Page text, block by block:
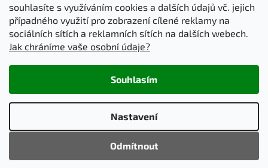
souhlasíte s využíváním cookies a dalších údajů vč. jejich
případného využití pro zobrazení cílené reklamy na
sociálních sítích a reklamních sítích na dalších webech.
Jak chráníme vaše osobní údaje?
Nastavení
Odmítnout
Souhlasím
E-mail
PŘIHLÁSIT SE
nastavení cookies